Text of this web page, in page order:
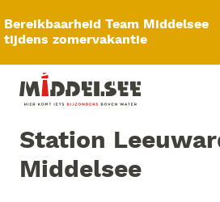
Bereikbaarheid Team Middelsee
tijdens zomervakantie
Station
Middelsee